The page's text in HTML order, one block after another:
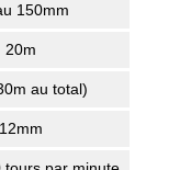
150mm
20m
au total)
12mm